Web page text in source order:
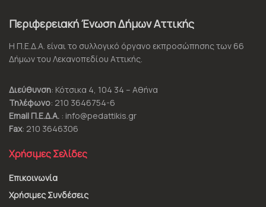
Περιφερειακή Ένωση Δήμων Αττικής
Η Π.Ε.Δ.Α. είναι το συλλογικό όργανο εκπροσώπησης των 66
Δήμων του Λεκανοπεδίου Αττικής.
Διεύθυνση: Κότσικα 4, 104 34 – Αθήνα
Τηλέφωνο: 210 3646754-6
Email Π.Ε.Δ.Α. : info@pedattikis.gr
Fax: 210 3646306
Χρήσιμες Σελίδες
Επικοινωνία
Χρήσιμες Συνδέσεις